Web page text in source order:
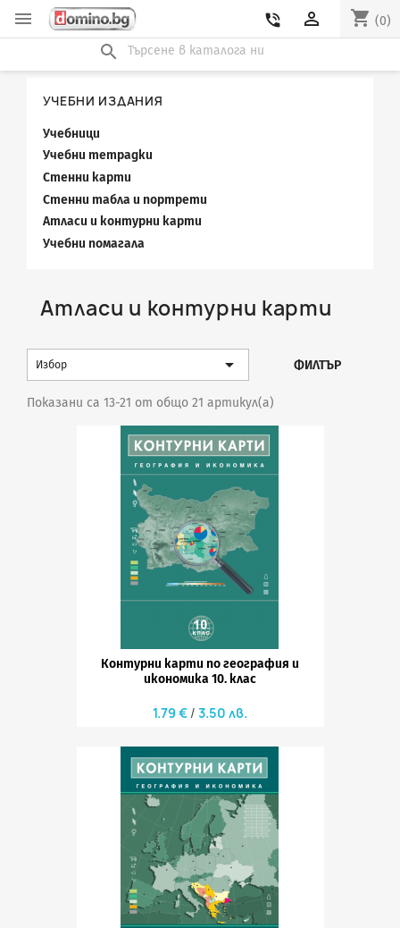
 shopping_cart (0)

phone_in_talk
search
УЧЕБНИ ИЗДАНИЯ
Учебници
Учебни тетрадки
Стенни карти
Стенни табла и портрети
Атласи и контурни карти
Учебни помагала
Атласи и контурни карти
Избор  ФИЛТЪР
Показани са 13-21 от общо 21 артикул(а)
Контурни карти по география и
икономика 10. клас
1.79 € 3.50 лв.